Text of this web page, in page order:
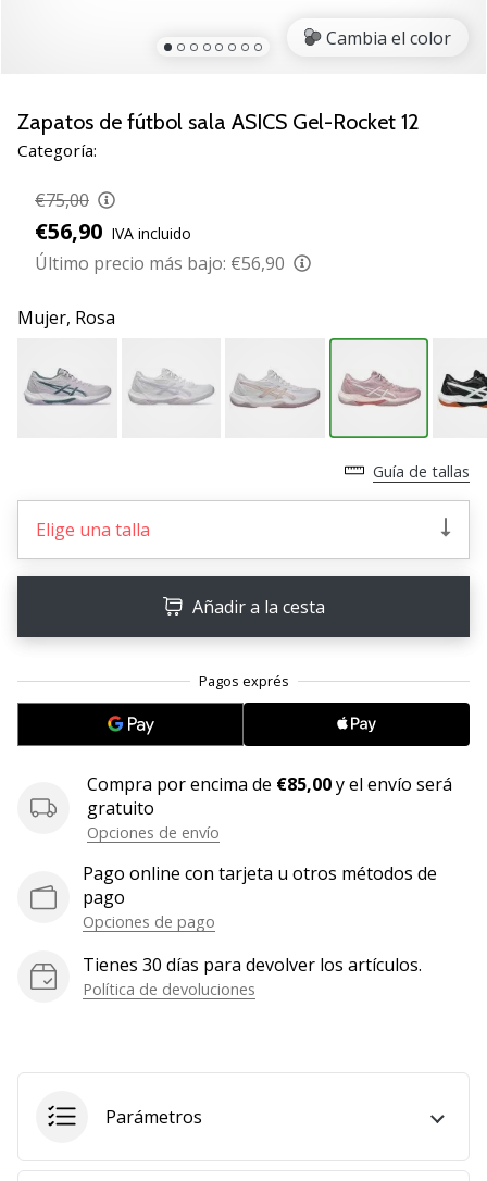
Accelerate
NITRO
SQD
Descubre
las
actualizaciones
y…
25. 11. 2024
•
Weplayhandball!
¿Te
jugón?
nuestro
todos
los
artículos
Cambia el color
Zapatos de fútbol sala ASICS Gel-Rocket 12
Categoría:
€75,00
€56,90 IVA incluido
Último precio más bajo: €56,90
Mujer, Rosa
Guía de tallas
Elige una talla
Añadir a la cesta
Compra por encima de €85,00y el envío será
gratuito
Opciones de envío
Pago online con tarjeta u otros métodos de
pago
Opciones de pago
Tienes 30 días para devolver los artículos.
Política de devoluciones
Parámetros